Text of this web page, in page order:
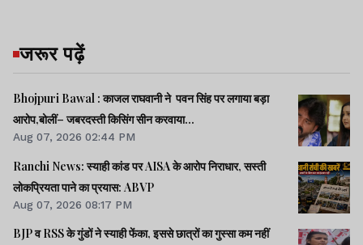
जरूर पढ़ें
Bhojpuri Bawal : काजल राघवानी ने पवन सिंह पर लगाया बड़ा
आरोप,बोलीं– जबरदस्ती किसिंग सीन करवाया...
Aug 07, 2026 02:44 PM
Ranchi News: स्याही कांड पर AISA के आरोप निराधार, सस्ती
लोकप्रियता पाने का प्रयास: ABVP
Aug 07, 2026 08:17 PM
BJP व RSS के गुंडों ने स्याही फेंका, इससे छात्रों का गुस्सा कम नहीं